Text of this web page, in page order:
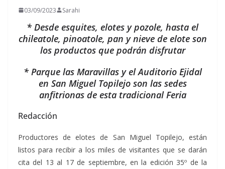
03/09/2023 Sarahi
* Desde esquites, elotes y pozole, hasta el
chileatole, pinoatole, pan y nieve de elote son
los productos que podrán disfrutar
* Parque las Maravillas y el Auditorio Ejidal
en San Miguel Topilejo son las sedes
anfitrionas de esta tradicional Feria
Redacción
Productores de elotes de San Miguel Topilejo, están
listos para recibir a los miles de visitantes que se darán
cita del 13 al 17 de septiembre, en la edición 35º de la